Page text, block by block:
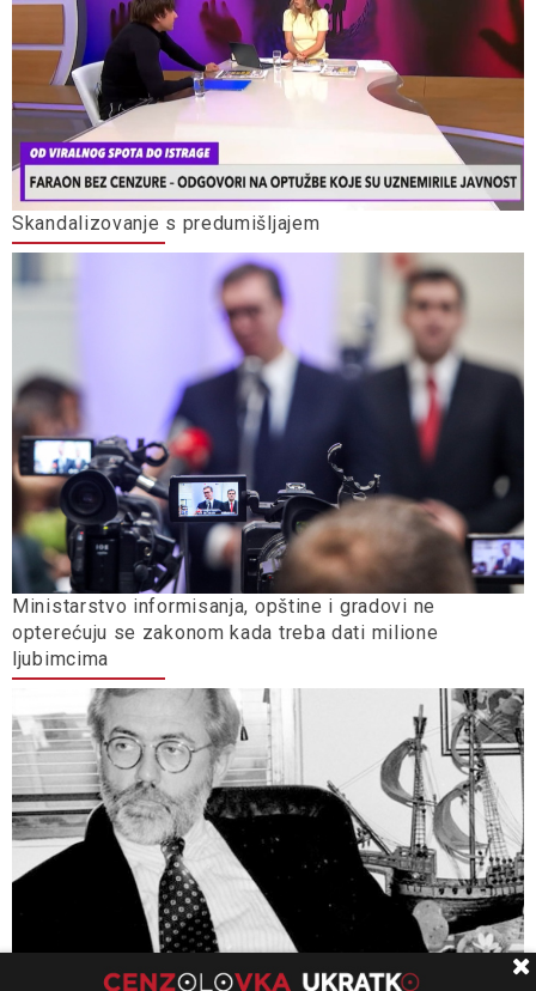
Skandalizovanje s predumišljajem
Ministarstvo informisanja, opštine i gradovi ne
opterećuju se zakonom kada treba dati milione
ljubimcima